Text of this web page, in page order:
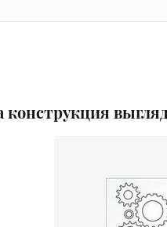
конструкция